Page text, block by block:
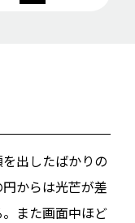
出したばかりの
からは光芒が差
また画面中ほど